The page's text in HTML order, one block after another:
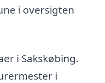
i oversigten
i Sakskøbing.
i